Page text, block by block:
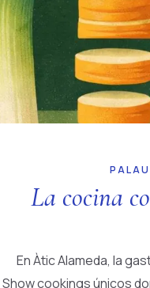
La cocina
En Àtic Alameda, la
Show cookings únicos